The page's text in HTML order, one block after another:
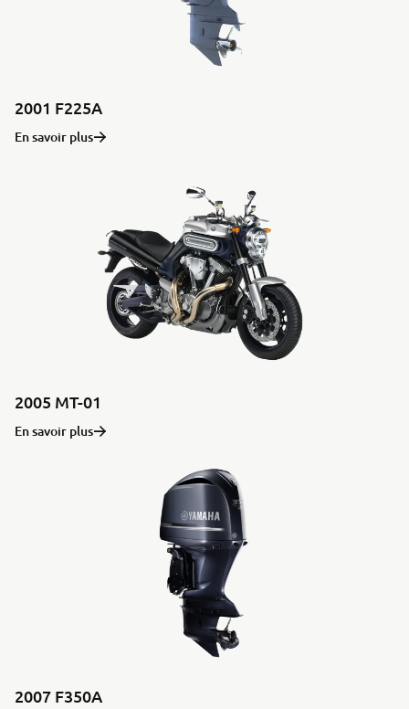
2001 F225A
En savoir plus
2005 MT-01
En savoir plus
2007 F350A